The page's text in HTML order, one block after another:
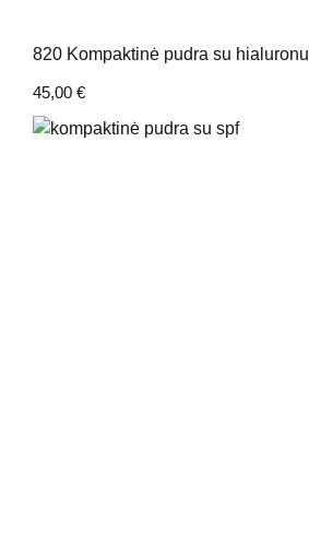
820 Kompaktinė pudra su hialuronu
45,00 €